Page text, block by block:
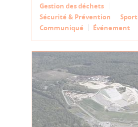
Gestion des déchets
Sécurité & Prévention
Sport
Communiqué
Événement